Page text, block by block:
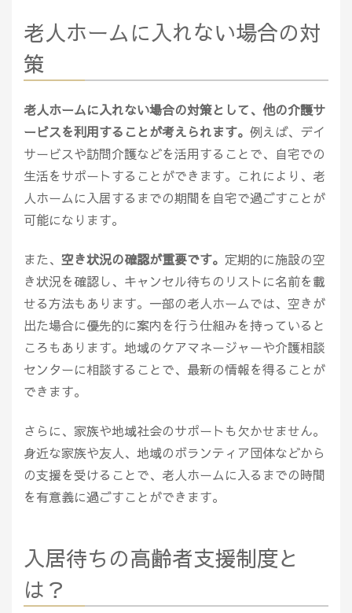
老人ホームに入れない場合の対
策
老人ホームに入れない場合の対策として、他の介護サ
ービスを利用することが考えられます。 例えば、デイ
サービスや訪問介護などを活用することで、自宅での
生活をサポートすることができます。これにより、老
人ホームに入居するまでの期間を自宅で過ごすことが
可能になります。
また、 空き状況の確認が重要です。 定期的に施設の空
き状況を確認し、キャンセル待ちのリストに名前を載
せる方法もあります。一部の老人ホームでは、空きが
出た場合に優先的に案内を行う仕組みを持っていると
ころもあります。地域のケアマネージャーや介護相談
センターに相談することで、最新の情報を得ることが
できます。
さらに、家族や地域社会のサポートも欠かせません。
身近な家族や友人、地域のボランティア団体などから
の支援を受けることで、老人ホームに入るまでの時間
を有意義に過ごすことができます。
入居待ちの高齢者支援制度と
は？